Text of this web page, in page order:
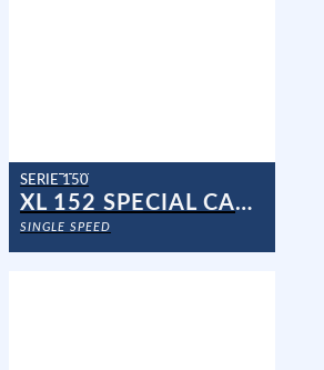
SERIE 150
XL 152 SPECIAL CANARIE
SINGLE SPEED